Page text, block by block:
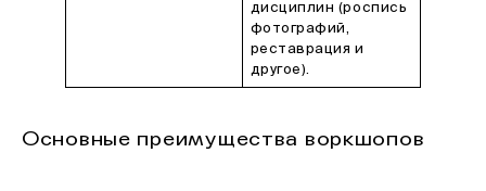
дисциплин (роспись
фотографий,
реставрация и
другое).
Основные преимущества воркшопов